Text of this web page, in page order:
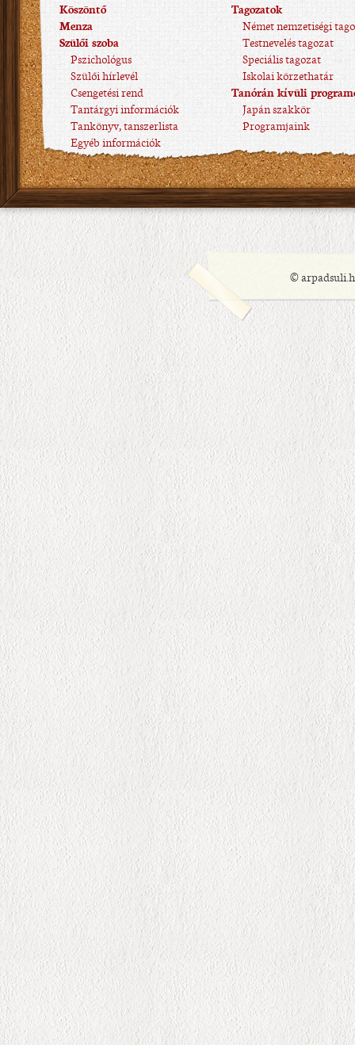
Köszöntő
Menza
Szülői szoba
Pszichológus
Szülői hírlevél
Csengetési rend
Tantárgyi információk
Tankönyv, tanszerlista
Egyéb információk
Tagozatok
Német nemzetiségi
Testnevelés tagozat
Speciális tagozat
Iskolai körzethatár
Tanórán kívüli
Japán szakkör
Programjaink
©